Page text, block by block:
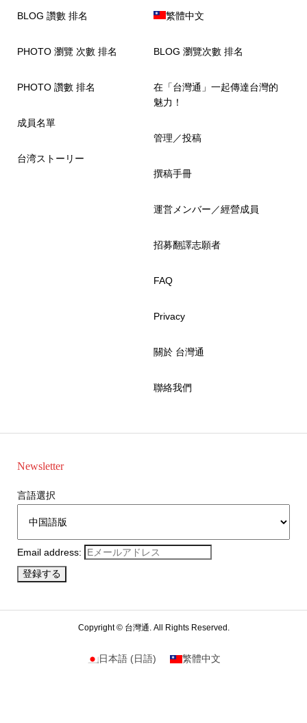
BLOG 讚數 排名
PHOTO 瀏覽 次數 排名
PHOTO 讚數 排名
成員名單
台湾ストーリー
繁體中文
BLOG 瀏覽次數 排名
在「台灣通」一起傳達台灣的
魅力！
管理／投稿
撰稿手冊
運営メンバー／經營成員
招募翻譯志願者
FAQ
Privacy
關於 台灣通
聯絡我們
Newsletter
言語選択
Email address:
Copyright ©台灣通. All Rights Reserved.
日本語 (日語) 繁體中文